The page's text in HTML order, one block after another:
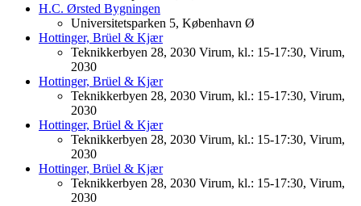
H.C. Ørsted Bygningen
Universitetsparken 5, København Ø
Hottinger, Brüel & Kjær
Teknikkerbyen 28, 2030 Virum, kl.: 15-17:30, Virum,
2030
Hottinger, Brüel & Kjær
Teknikkerbyen 28, 2030 Virum, kl.: 15-17:30, Virum,
2030
Hottinger, Brüel & Kjær
Teknikkerbyen 28, 2030 Virum, kl.: 15-17:30, Virum,
2030
Hottinger, Brüel & Kjær
Teknikkerbyen 28, 2030 Virum, kl.: 15-17:30, Virum,
2030